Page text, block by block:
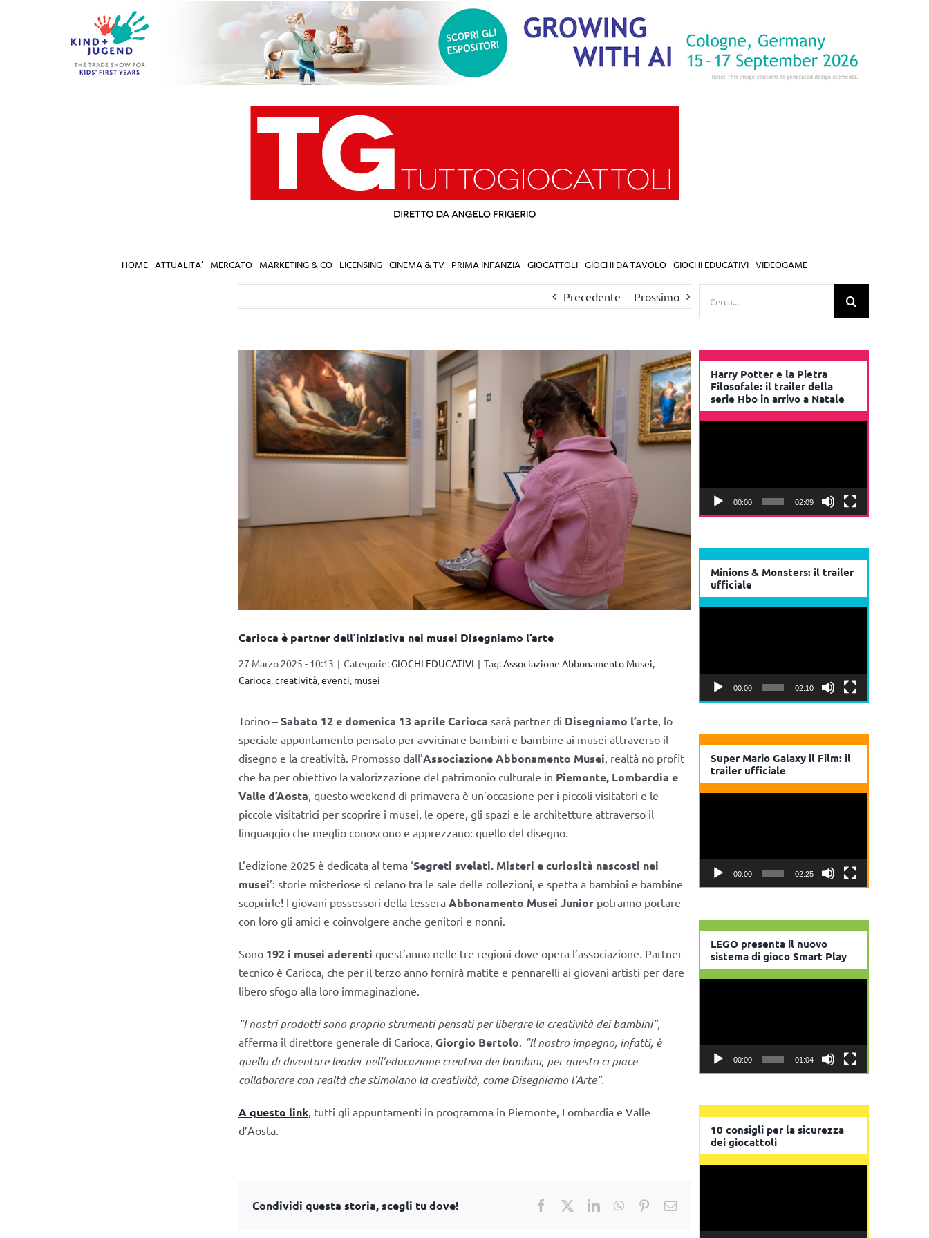
HOME ATTUALITA’ MERCATO MARKETING & CO LICENSING CINEMA & TV PRIMA INFANZIA GIOCATTOLI GIOCHI DA TAVOLO GIOCHI EDUCATIVI VIDEOGAME
Precedente Prossimo
Carioca è partner dell’iniziativa nei musei Disegniamo l’arte
27 Marzo 2025 - 10:13 | Categorie:GIOCHI EDUCATIVI | Tag:Associazione Abbonamento Musei,
Carioca,creatività,eventi, musei
Torino – Sabato 12 e domenica 13 aprile Carioca sarà partner di Disegniamo l’arte, lo
speciale appuntamento pensato per avvicinare bambini e bambine ai musei attraverso il
disegno e la creatività. Promosso dall’Associazione Abbonamento Musei , realtà no profit
che ha per obiettivo la valorizzazione del patrimonio culturale in Piemonte, Lombardia e
Valle d’Aosta , questo weekend di primavera è un’occasione per i piccoli visitatori e le
piccole visitatrici per scoprire i musei, le opere, gli spazi e le architetture attraverso il
linguaggio che meglio conoscono e apprezzano: quello del disegno.
L’edizione 2025 è dedicata al tema ‘Segreti svelati. Misteri e curiosità nascosti nei
musei’: storie misteriose si celano tra le sale delle collezioni, e spetta a bambini e bambine
scoprirle! I giovani possessori della tessera Abbonamento Musei Juniorpotranno portare
con loro gli amici e coinvolgere anche genitori e nonni.
Sono192 i musei aderenti quest’anno nelle tre regioni dove opera l’associazione. Partner
tecnico è Carioca, che per il terzo anno fornirà matite e pennarelli ai giovani artisti per dare
libero sfogo alla loro immaginazione.
“I nostri prodotti sono proprio strumenti pensati per liberare la creatività dei bambini”,
afferma il direttore generale di Carioca, Giorgio Bertolo “Il nostro impegno, infatti, è
quello di diventare leader nell’educazione creativa dei bambini, per questo ci piace
collaborare con realtà che stimolano la creatività, come Disegniamo l’Arte”.
A questo link, tutti gli appuntamenti in programma in Piemonte, Lombardia e Valle
d’Aosta.
Condividi questa storia, scegli tu dove! Facebook LinkedInWhatsApp
PinterestEmail
Harry Potter e la Pietra
Filosofale: il trailer della
serie Hbo in arrivo a Natale
00:00 02:09
Minions & Monsters: il trailer
ufficiale
00:00 02:10
Super Mario Galaxy il Film: il
trailer ufficiale
00:00 02:25
LEGO presenta il nuovo
sistema di gioco Smart Play
00:00 01:04
10 consigli per la sicurezza
dei giocattoli